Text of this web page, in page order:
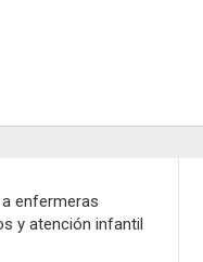
enfermeras
y atención infantil